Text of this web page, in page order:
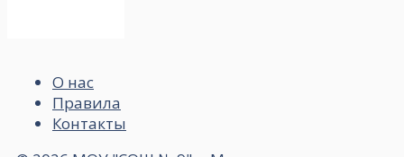
О нас
Правила
Контакты